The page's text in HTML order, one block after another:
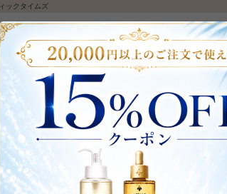
ックタイムズ
大5%pt還元｜最短3日｜8,000円以上全国送料無料
ンケア メイクアップ ボディケア ヘアケア
ス